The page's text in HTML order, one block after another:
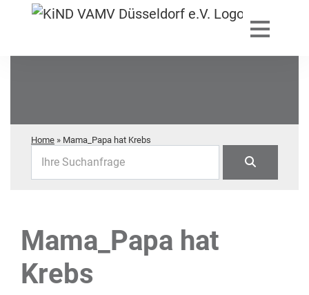
Home » Mama_Papa hat Krebs
Ihre Suchanfrage
Mama_Papa hat
Krebs